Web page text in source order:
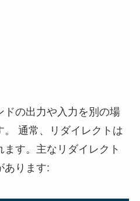
ドの出力や入力を別の場
。 通常、リダイレクトは
す。主なリダイレクト
あります: